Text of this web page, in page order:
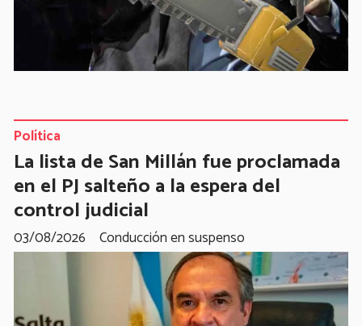
La lista de San Millán fue proclamada
en el PJ salteño a la espera del
control judicial
Conducción en suspenso
Política
03/08/2026